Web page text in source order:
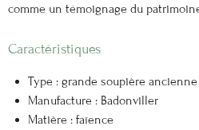
comme un témoignage du
Caractéristiques
Type : grande soupière ancienne
Manufacture : Badonviller
Matière : faïence